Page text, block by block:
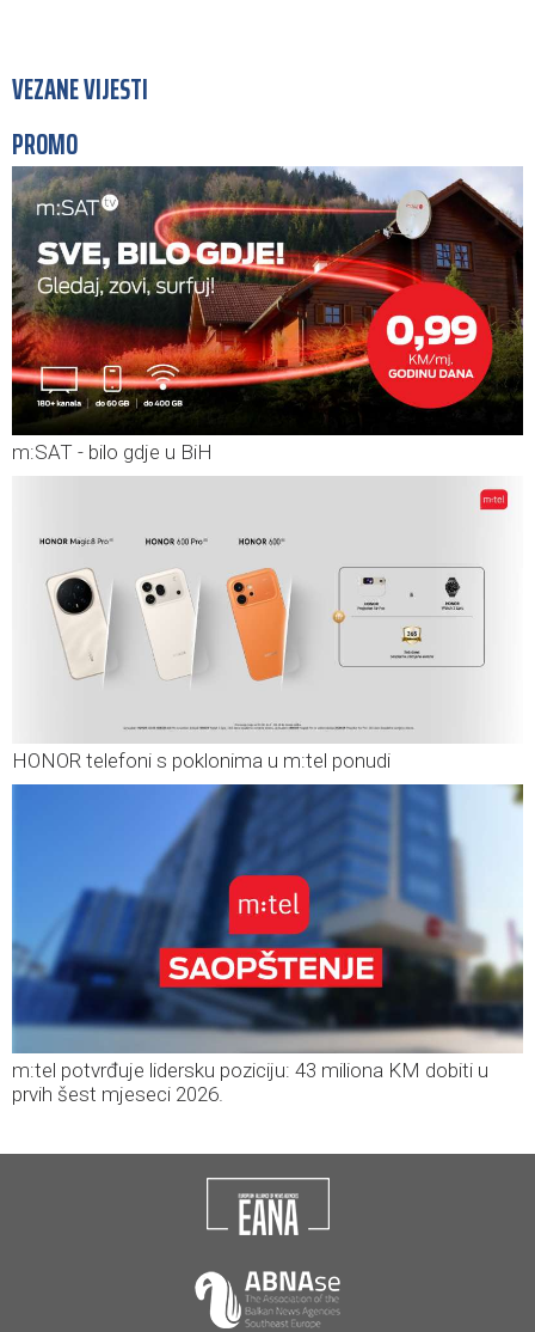
VEZANE VIJESTI
PROMO
m:SAT - bilo gdje u BiH
HONOR telefoni s poklonima u m:tel ponudi
m:tel potvrđuje lidersku poziciju: 43 miliona KM dobiti u
prvih šest mjeseci 2026.